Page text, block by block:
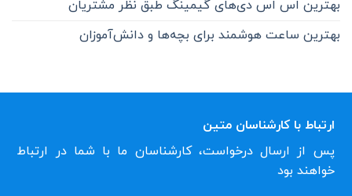
بهترین اس اس دی‌های گیمینگ طبق نظر مشتریان
بهترین ساعت هوشمند برای بچه‌ها و دانش‌آموزان
ارتباط با کارشناسان متین
پس از ارسال درخواست، کارشناسان ما با شما در ارتباط
خواهند بود